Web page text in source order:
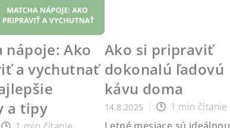
nápoje: Ako
a vychutnať
a tipy
Ako si pripraviť
dokonalú ľadovú
kávu doma
14.8.2025
1 min čítanie